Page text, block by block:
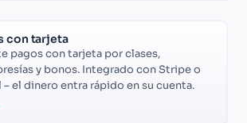
con tarjeta
pagos con tarjeta por clases,
y bonos. Integrado con Stripe o
– el dinero entra rápido en su cuenta.